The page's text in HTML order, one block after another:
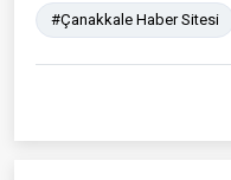
#Çanakkale Haber Sitesi